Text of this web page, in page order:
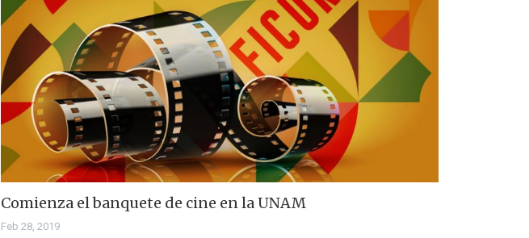
Comienza el banquete de cine en la UNAM
Feb 28, 2019